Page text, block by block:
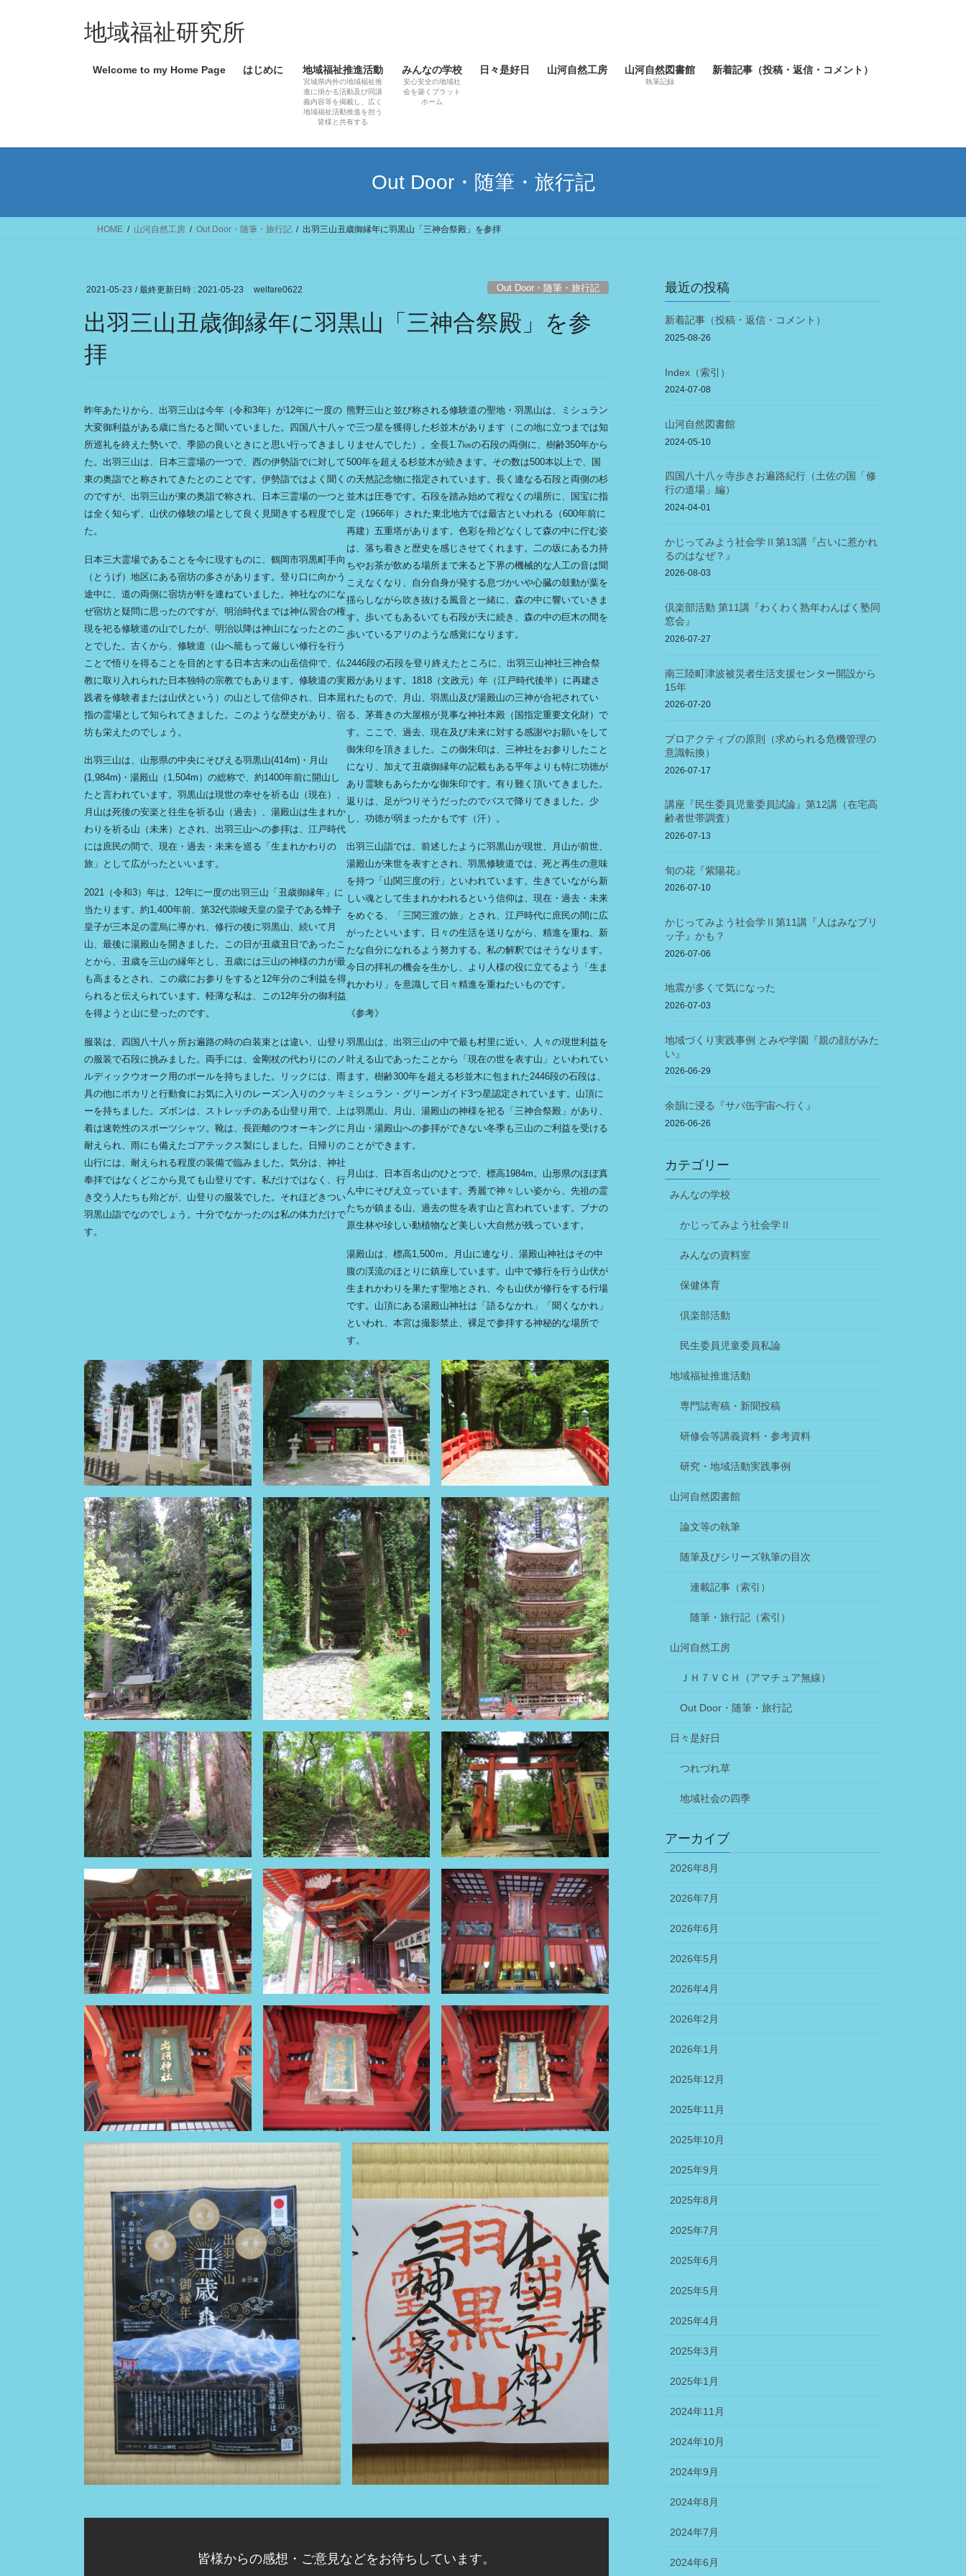
ッ
移
地域福祉研究所
Welcome to my Home Page はじめに 地域福祉推進活動
宮城県内外の地域福祉推
進に掛かる活動及び同講
義内容等を掲載し、広く
地域福祉活動推進を担う
皆様と共有する
みんなの学校
安心安全の地域社
会を築くプラット
ホーム
日々是好日 山河自然工房 山河自然図書館
執筆記録
新着記事（投稿・返信・コメント）
Out Door・随筆・旅行記
HOME 山河自然工房 Out Door・随筆・旅行記 出羽三山丑歳御縁年に羽黒山「三神合祭殿」を参拝
2021-05-23 / 最終更新日時 : 2021-05-23 welfare0622 Out Door・随筆・旅行記
出羽三山丑歳御縁年に羽黒山「三神合祭殿」を参
拝
昨年あたりから、出羽三山は今年（令和3年）が12年に一度の
大変御利益がある歳に当たると聞いていました。四国八十八ヶ
所巡礼を終えた勢いで、季節の良いときにと思い行ってきまし
た。出羽三山は、日本三霊場の一つで、西の伊勢詣でに対して
東の奥詣でと称されてきたとのことです。伊勢詣ではよく聞く
のですが、出羽三山が東の奥詣で称され、日本三霊場の一つと
は全く知らず、山伏の修験の場として良く見聞きする程度でし
た。
日本三大霊場であることを今に現すものに、鶴岡市羽黒町手向
（とうげ）地区にある宿坊の多さがあります。登り口に向かう
途中に、道の両側に宿坊が軒を連ねていました。神社なのにな
ぜ宿坊と疑問に思ったのですが、明治時代までは神仏習合の権
現を祀る修験道の山でしたが、明治以降は神山になったとのこ
とでした。古くから、修験道（山へ籠もって厳しい修行を行う
ことで悟りを得ることを目的とする日本古来の山岳信仰で、仏
教に取り入れられた日本独特の宗教でもあります。修験道の実
践者を修験者または山伏という）の山として信仰され、日本屈
指の霊場として知られてきました。このような歴史があり、宿
坊も栄えたのでしょう。
出羽三山は、山形県の中央にそびえる羽黒山(414m)・月山
(1,984m)・湯殿山（1,504m）の総称で、約1400年前に開山し
たと言われています。羽黒山は現世の幸せを祈る山（現在）、
月山は死後の安楽と往生を祈る山（過去）、湯殿山は生まれか
わりを祈る山（未来）とされ、出羽三山への参拝は、江戸時代
には庶民の間で、現在・過去・未来を巡る「生まれかわりの
旅」として広がったといいます。
2021（令和3）年は、12年に一度の出羽三山「丑歳御縁年」に
当たります。約1,400年前、第32代崇峻天皇の皇子である蜂子
皇子が三本足の霊烏に導かれ、修行の後に羽黒山、続いて月
山、最後に湯殿山を開きました。この日が丑歳丑日であったこ
とから、丑歳を三山の縁年とし、丑歳には三山の神様の力が最
も高まるとされ、この歳にお参りをすると12年分のご利益を得
られると伝えられています。軽薄な私は、この12年分の御利益
を得ようと山に登ったのです。
服装は、四国八十八ヶ所お遍路の時の白装束とは違い、山登り
の服装で石段に挑みました。両手には、金剛杖の代わりにのノ
ルディックウオーク用のポールを持ちました。リックには、雨
具の他にポカリと行動食にお気に入りのレーズン入りのクッキ
ーを持ちました。ズボンは、ストレッチのある山登り用で、上
着は速乾性のスポーツシャツ。靴は、長距離のウオーキングに
耐えられ、雨にも備えたゴアテックス製にしました。日帰りの
山行には、耐えられる程度の装備で臨みました。気分は、神社
奉拝ではなくどこから見ても山登りです。私だけではなく、行
き交う人たちも殆どが、山登りの服装でした。それほどきつい
羽黒山詣でなのでしょう。十分でなかったのは私の体力だけで
す。
熊野三山と並び称される修験道の聖地・羽黒山は、ミシュラン
で三つ星を獲得した杉並木があります（この地に立つまでは知
りませんでした）。全長1.7㎞の石段の両側に、樹齢350年から
500年を超える杉並木が続きます。その数は500本以上で、国
の天然記念物に指定されています。長く連なる石段と両側の杉
並木は圧巻です。石段を踏み始めて程なくの場所に、国宝に指
定（1966年）された東北地方では最古といわれる（600年前に
再建）五重塔があります。色彩を殆どなくして森の中に佇む姿
は、落ち着きと歴史を感じさせてくれます。二の坂にある力持
ちやお茶が飲める場所まで来ると下界の機械的な人工の音は聞
こえなくなり、自分自身が発する息づかいや心臓の鼓動が葉を
揺らしながら吹き抜ける風音と一緒に、森の中に響いていきま
す。歩いてもあるいても石段が天に続き、森の中の巨木の間を
歩いているアリのような感覚になります。
2446段の石段を登り終えたところに、出羽三山神社三神合祭
殿があります。1818（文政元）年（江戸時代後半）に再建さ
れたもので、月山、羽黒山及び湯殿山の三神が合祀されてい
る、茅葺きの大屋根が見事な神社本殿（国指定重要文化財）で
す。ここで、過去、現在及び未来に対する感謝やお願いをして
御朱印を頂きました。この御朱印は、三神社をお参りしたこと
になり、加えて丑歳御縁年の記載もある平年よりも特に功徳が
あり霊験もあらたかな御朱印です。有り難く頂いてきました。
返りは、足がつりそうだったのでバスで降りてきました。少
し、功徳が弱まったかもです（汗）。
出羽三山詣では、前述したように羽黒山が現世、月山が前世、
湯殿山が来世を表すとされ、羽黒修験道では、死と再生の意味
を持つ「山関三度の行」といわれています。生きていながら新
しい魂として生まれかわれるという信仰は、現在・過去・未来
をめぐる、「三関三渡の旅」とされ、江戸時代に庶民の間に広
がったといいます。日々の生活を送りながら、精進を重ね、新
たな自分になれるよう努力する。私の解釈ではそうなります。
今日の拝礼の機会を生かし、より人様の役に立てるよう「生ま
れかわり」を意識して日々精進を重ねたいものです。
《参考》
羽黒山は、出羽三山の中で最も村里に近い、人々の現世利益を
叶える山であったことから「現在の世を表す山」といわれてい
ます。樹齢300年を超える杉並木に包まれた2446段の石段は、
ミシュラン・グリーンガイド3つ星認定されています。山頂に
は羽黒山、月山、湯殿山の神様を祀る「三神合祭殿」があり、
月山・湯殿山への参拝ができない冬季も三山のご利益を受ける
ことができます。
月山は、日本百名山のひとつで、標高1984m。山形県のほぼ真
ん中にそびえ立っています。秀麗で神々しい姿から、先祖の霊
たちが鎮まる山、過去の世を表す山と言われています。ブナの
原生林や珍しい動植物など美しい大自然が残っています。
湯殿山は、標高1,500ｍ。月山に連なり、湯殿山神社はその中
腹の渓流のほとりに鎮座しています。山中で修行を行う山伏が
生まれかわりを果たす聖地とされ、今も山伏が修行をする行場
です。山頂にある湯殿山神社は「語るなかれ」「聞くなかれ」
といわれ、本宮は撮影禁止、裸足で参拝する神秘的な場所で
す。
皆様からの感想・ご意見などをお待ちしています。
最近の投稿
新着記事（投稿・返信・コメント）
2025-08-26
Index（索引）
2024-07-08
山河自然図書館
2024-05-10
四国八十八ヶ寺歩きお遍路紀行（土佐の国「修
行の道場」編）
2024-04-01
かじってみよう社会学Ⅱ第13講『占いに惹かれ
るのはなぜ？』
2026-08-03
倶楽部活動 第11講『わくわく熟年わんぱく塾同
窓会』
2026-07-27
南三陸町津波被災者生活支援センター開設から
15年
2026-07-20
プロアクティブの原則（求められる危機管理の
意識転換）
2026-07-17
講座『民生委員児童委員試論』第12講（在宅高
齢者世帯調査）
2026-07-13
旬の花『紫陽花』
2026-07-10
かじってみよう社会学Ⅱ第11講『人はみなブリ
ッ子』かも？
2026-07-06
地震が多くて気になった
2026-07-03
地域づくり実践事例 とみや学園『親の顔がみた
い』
2026-06-29
余韻に浸る『サバ缶宇宙へ行く』
2026-06-26
カテゴリー
みんなの学校
かじってみよう社会学Ⅱ
みんなの資料室
保健体育
倶楽部活動
民生委員児童委員私論
地域福祉推進活動
専門誌寄稿・新聞投稿
研修会等講義資料・参考資料
研究・地域活動実践事例
山河自然図書館
論文等の執筆
随筆及びシリーズ執筆の目次
連載記事（索引）
随筆・旅行記（索引）
山河自然工房
ＪＨ７ＶＣＨ（アマチュア無線）
Out Door・随筆・旅行記
日々是好日
つれづれ草
地域社会の四季
アーカイブ
2026年8月
2026年7月
2026年6月
2026年5月
2026年4月
2026年2月
2026年1月
2025年12月
2025年11月
2025年10月
2025年9月
2025年8月
2025年7月
2025年6月
2025年5月
2025年4月
2025年3月
2025年1月
2024年11月
2024年10月
2024年9月
2024年8月
2024年7月
2024年6月